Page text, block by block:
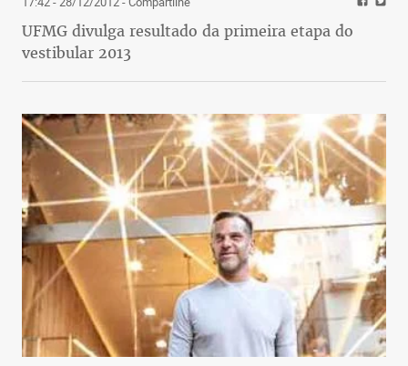
UFMG divulga resultado da primeira etapa do
vestibular 2013